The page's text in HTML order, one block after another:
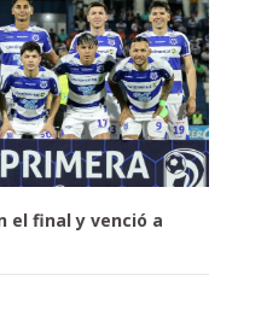
el final y venció a